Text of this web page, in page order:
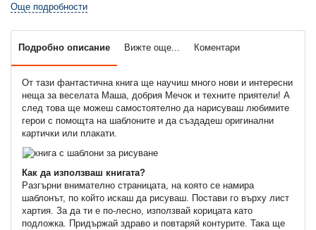
Още подробности
Подробно описание Вижте още... Коментари
От тази фантастична книга ще научиш много нови и интересни
неща за веселата Маша, добрия Мечок и техните приятели! А
след това ще можеш самостоятелно да нарисуваш любимите
герои с помощта на шаблоните и да създадеш оригинални
картички или плакати.
Как да използваш книгата?
Разгърни внимателно страницата, на която се намира
шаблонът, по който искаш да рисуваш. Постави го върху лист
хартия. За да ти е по-лесно, използвай корицата като
подложка. Придържай здраво и повтаряй контурите. Така ще